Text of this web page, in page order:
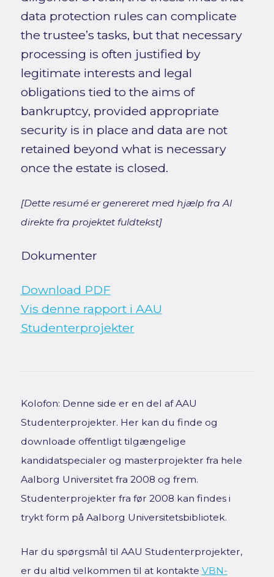
data protection rules can complicate
the trustee’s tasks, but that necessary
processing is often justified by
legitimate interests and legal
obligations tied to the aims of
bankruptcy, provided appropriate
security is in place and data are not
retained beyond what is necessary
once the estate is closed.
[Dette resumé er genereret med hjælp fra AI
direkte fra projektet fuldtekst]
Dokumenter
Download PDF
Vis denne rapport i AAU
Studenterprojekter
Kolofon: Denne side er en del af AAU
Studenterprojekter. Her kan du finde og
downloade offentligt tilgængelige
kandidatspecialer og masterprojekter fra hele
Aalborg Universitet fra 2008 og frem.
Studenterprojekter fra før 2008 kan findes i
trykt form på Aalborg Universitetsbibliotek.
Har du spørgsmål til AAU Studenterprojekter,
er du altid velkommen til at kontakte VBN-